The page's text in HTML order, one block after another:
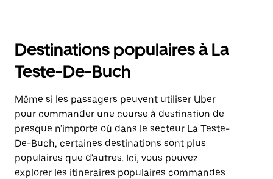
Destinations populaires à La
Teste-De-Buch
Même si les passagers peuvent utiliser Uber
pour commander une course à destination de
presque n'importe où dans le secteur La Teste-
De-Buch, certaines destinations sont plus
populaires que d'autres. Ici, vous pouvez
explorer les itinéraires populaires commandés